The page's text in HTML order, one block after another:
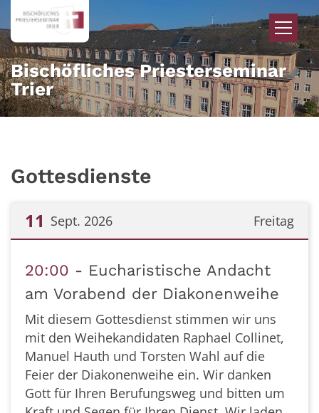
Zum Inhalt springen
Bischöfliches Priesterseminar
Trier
Gottesdienste
Freitag
11 Sept. 2026
20:00
Eucharistische Andacht
am Vorabend der Diakonenweihe
Mit diesem Gottesdienst stimmen wir uns
mit den Weihekandidaten Raphael Collinet,
Manuel Hauth und Torsten Wahl auf die
Feier der Diakonenweihe ein. Wir danken
Gott für Ihren Berufungsweg und bitten um